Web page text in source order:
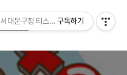
서대문구청 티스토리 블로그
구독하기